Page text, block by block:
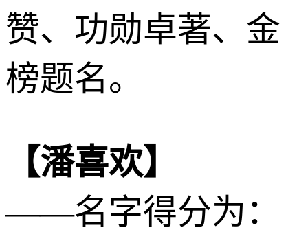
赞、功勋卓著、金
榜题名。
【潘喜欢】
——名字得分为：